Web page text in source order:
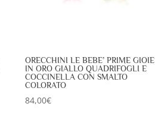
ORECCHINI LE BEBE’ PRIME GIOIE
IN ORO GIALLO QUADRIFOGLI E
COCCINELLA CON SMALTO
COLORATO
84,00€